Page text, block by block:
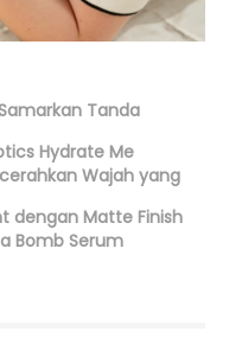
Tanda
Hydrate Me
Wajah yang
dengan Matte Finish
Bomb Serum